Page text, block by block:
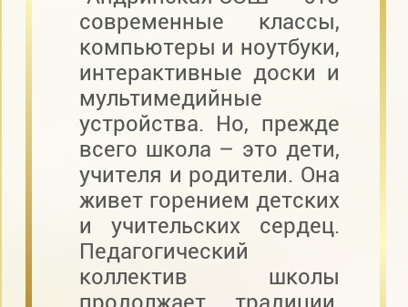
современные классы,
компьютеры и ноутбуки,
интерактивные доски и
мультимедийные
устройства. Но, прежде
всего школа – это дети,
учителя и родители. Она
живет горением детских
и учительских сердец.
Педагогический
коллектив школы